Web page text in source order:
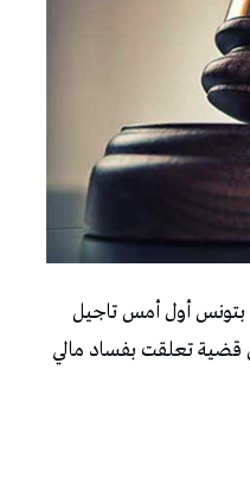
بتونس أول أمس تاجيل
قضية تعلقت بفساد مالي